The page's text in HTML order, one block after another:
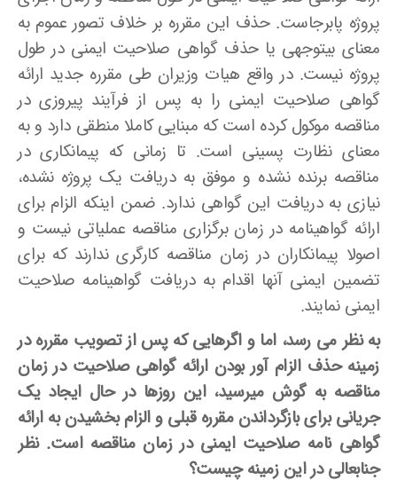
پروژه پابرجاست. حذف این مقرره بر خلاف تصور عموم به
معنای بی­توجهی یا حذف گواهی صلاحیت ایمنی در طول
پروژه نیست. در واقع هیات وزیران طی مقرره جدید ارائه
گواهی صلاحیت ایمنی را به پس از فرآیند پیروزی در
مناقصه موکول کرده است که مبنایی کاملا منطقی دارد و به
معنای نظارت پسینی است. تا زمانی که پیمانکاری در
مناقصه برنده نشده و موفق به دریافت یک پروژه نشده،
نیازی به دریافت این گواهی ندارد. ضمن اینکه الزام برای
ارائه گواهی­نامه در زمان برگزاری مناقصه عملیاتی نیست و
اصولا پیمانکاران در زمان مناقصه کارگری ندارند که برای
تضمین ایمنی آنها اقدام به دریافت گواهی­نامه صلاحیت
ایمنی نمایند.
به نظر می ­رسد، اما و اگرهایی که پس از تصویب مقرره در
زمینه حذف الزام آور بودن ارائه گواهی صلاحیت در زمان
مناقصه به گوش می­رسید، این روزها در حال ایجاد یک
جریانی برای بازگرداندن مقرره قبلی و الزام بخشیدن به ارائه
گواهی نامه صلاحیت ایمنی در زمان مناقصه است. نظر
جنابعالی در این زمینه چیست؟